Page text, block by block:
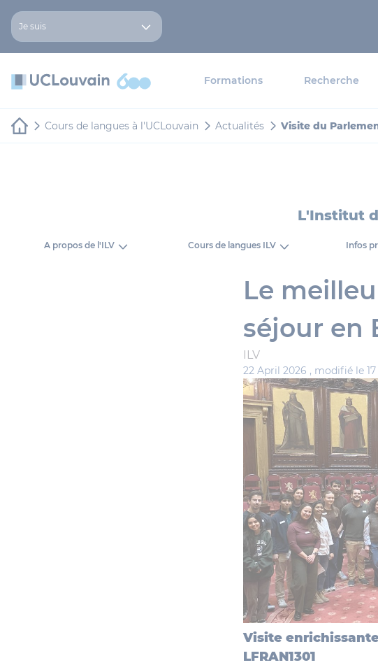
Panneau de gestion des cookies
Je suis
Formations Recherche
Cours de langues à l'UCLouvain Actualités Visite du
L'Institut
A propos de l'ILV Cours de langues ILV Infos
Le
séjour en
ILV
22 April 2026 , modifié le
Visite
LFRAN1301